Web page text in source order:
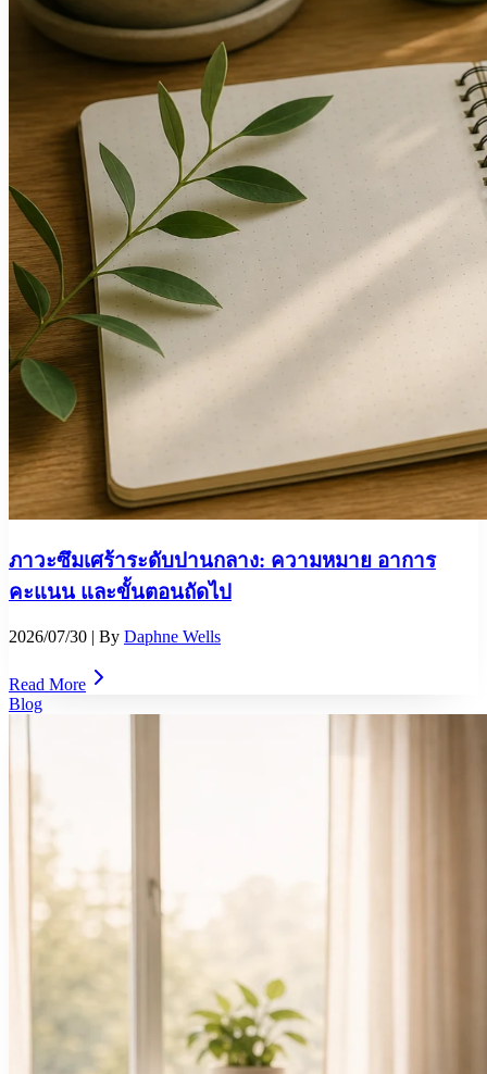
ภาวะซึมเศร้าระดับปานกลาง: ความหมาย อาการ
คะแนน และขั้นตอนถัดไป
2026/07/30 | By Daphne Wells
Read More
Blog